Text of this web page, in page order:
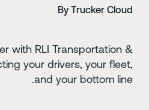
By Trucker
with RLI Transportation
your drivers, your
and your bottom